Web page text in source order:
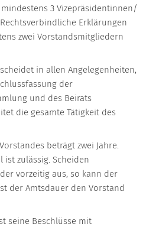
3 Vizepräsidentinnen/
Erklärungen
zwei Vorstandsmitgliedern
in allen Angelegenheiten,
der
und des Beirats
die gesamte Tätigkeit des
beträgt zwei Jahre.
ist zulässig. Scheiden
vorzeitig aus, so kann der
der Amtsdauer den Vorstand
seine Beschlüsse mit